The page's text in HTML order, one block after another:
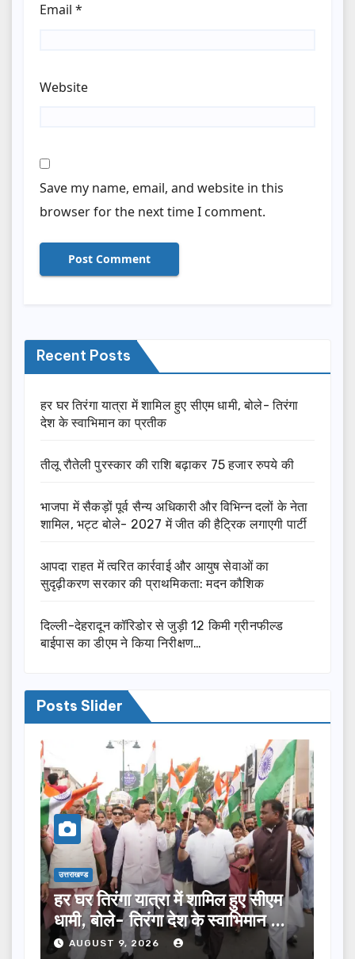
Email *
Website
Save my name, email, and website in this
browser for the next time I comment.
Recent Posts
हर घर तिरंगा यात्रा में शामिल हुए सीएम धामी, बोले- तिरंगा
देश के स्वाभिमान का प्रतीक
तीलू रौतेली पुरस्कार की राशि बढ़ाकर 75 हजार रुपये की
भाजपा में सैकड़ों पूर्व सैन्य अधिकारी और विभिन्न दलों के नेता
शामिल, भट्ट बोले- 2027 में जीत की हैट्रिक लगाएगी पार्टी
आपदा राहत में त्वरित कार्रवाई और आयुष सेवाओं का
सुदृढ़ीकरण सरकार की प्राथमिकता: मदन कौशिक
दिल्ली-देहरादून कॉरिडोर से जुड़ी 12 किमी ग्रीनफील्ड
बाईपास का डीएम ने किया निरीक्षण…
Posts Slider
सीएम
का
उत्तराखण्ड
भाजपा में सैकड़ों पूर्व सैन्य अधिकारी और
विभिन्न दलों के नेता शामिल, भट्ट बोले-
2027 में जीत की हैट्रिक लगाएगी पार्टी
AUGUST 9, 2026